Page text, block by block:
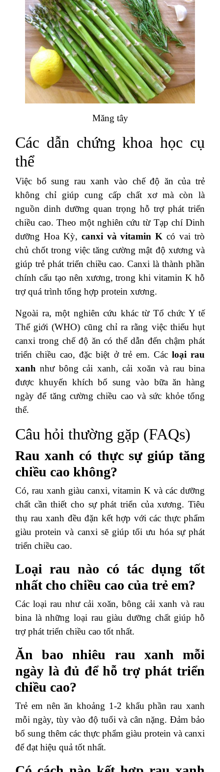
Măng tây
Các dẫn chứng khoa học cụ
thể
Việc bổ sung rau xanh vào chế độ ăn của trẻ
không chỉ giúp cung cấp chất xơ mà còn là
nguồn dinh dưỡng quan trọng hỗ trợ phát triển
chiều cao. Theo một nghiên cứu từ Tạp chí Dinh
dưỡng Hoa Kỳ, canxi và vitamin K có vai trò
chủ chốt trong việc tăng cường mật độ xương và
giúp trẻ phát triển chiều cao. Canxi là thành phần
chính cấu tạo nên xương, trong khi vitamin K hỗ
trợ quá trình tổng hợp protein xương.
Ngoài ra, một nghiên cứu khác từ Tổ chức Y tế
Thế giới (WHO) cũng chỉ ra rằng việc thiếu hụt
canxi trong chế độ ăn có thể dẫn đến chậm phát
triển chiều cao, đặc biệt ở trẻ em. Các loại rau
xanh như bông cải xanh, cải xoăn và rau bina
được khuyến khích bổ sung vào bữa ăn hàng
ngày để tăng cường chiều cao và sức khỏe tổng
thể.
Câu hỏi thường gặp (FAQs)
Rau xanh có thực sự giúp tăng
chiều cao không?
Có, rau xanh giàu canxi, vitamin K và các dưỡng
chất cần thiết cho sự phát triển của xương. Tiêu
thụ rau xanh đều đặn kết hợp với các thực phẩm
giàu protein và canxi sẽ giúp tối ưu hóa sự phát
triển chiều cao.
Loại rau nào có tác dụng tốt
nhất cho chiều cao của trẻ em?
Các loại rau như cải xoăn, bông cải xanh và rau
bina là những loại rau giàu dưỡng chất giúp hỗ
trợ phát triển chiều cao tốt nhất.
Ăn bao nhiêu rau xanh mỗi
ngày là đủ để hỗ trợ phát triển
chiều cao?
Trẻ em nên ăn khoảng 1-2 khẩu phần rau xanh
mỗi ngày, tùy vào độ tuổi và cân nặng. Đảm bảo
bổ sung thêm các thực phẩm giàu protein và canxi
để đạt hiệu quả tốt nhất.